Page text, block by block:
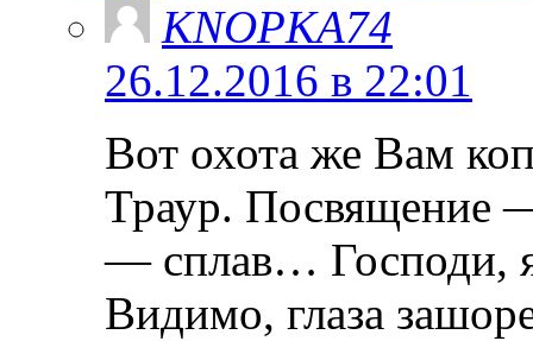
KNOPKA74
26.12.2016 в 22:01
Вот охота же Вам
Траур. Посвящение
— сплав… Господи, я
Видимо, глаза